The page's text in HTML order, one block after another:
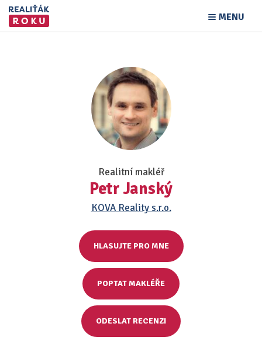
MENU
Realitní makléř
Petr Janský
KOVA Reality s.r.o.
HLASUJTE PRO MNE
POPTAT MAKLÉŘE
ODESLAT RECENZI